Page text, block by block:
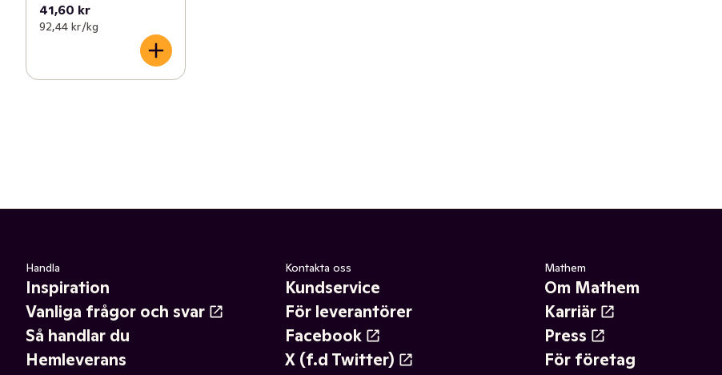
41,60 kr
92,44 kr /kg
Handla
Inspiration
Vanliga frågor och svar
Så handlar du
Hemleverans
Kontakta oss
Kundservice
För leverantörer
Facebook
X (f.d Twitter)
Mathem
Om Mathem
Karriär
Press
För företag